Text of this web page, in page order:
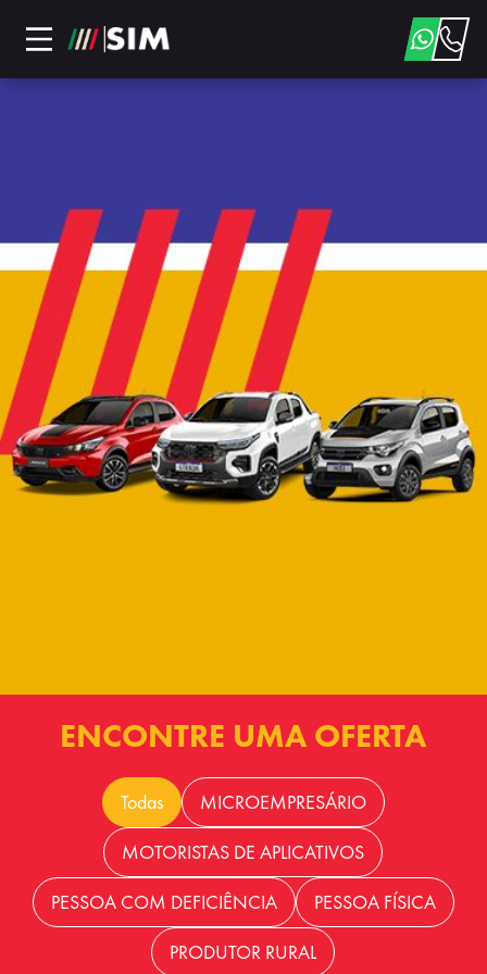
ENCONTRE UMA OFERTA
Todas MICROEMPRESÁRIO
MOTORISTAS DE APLICATIVOS
PESSOA COM DEFICIÊNCIA PESSOA FÍSICA
PRODUTOR RURAL